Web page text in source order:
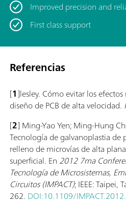
Improved precision and
First class support
Referencias
[1]lesley. Cómo evitar los
diseño de PCB de alta velocidad.
[2] Ming-Yao Yen; Ming-Hung
Tecnología de galvanoplastia de
relleno de microvías de alta
superficial. En 2012 7ma
Tecnología de Microsistemas,
Circuitos (IMPACT); IEEE: Taipei,
262. DOI:10.1109/